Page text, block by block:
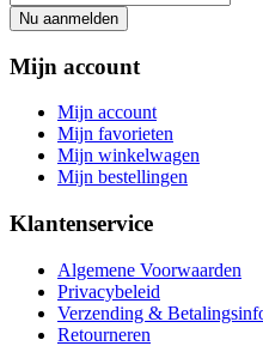
Nu aanmelden
Mijn account
Mijn account
Mijn favorieten
Mijn winkelwagen
Mijn bestellingen
Klantenservice
Algemene Voorwaarden
Privacybeleid
Verzending &
Retourneren